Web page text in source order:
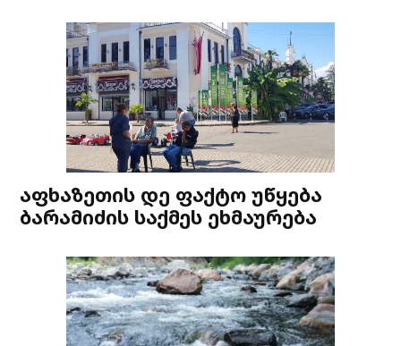
აფხაზეთის დე ფაქტო უწყება
ბარამიძის საქმეს ეხმაურება